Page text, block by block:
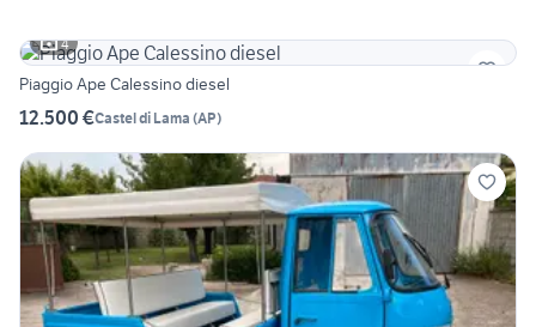
4
Piaggio Ape Calessino diesel
12.500 €Castel di Lama (AP)